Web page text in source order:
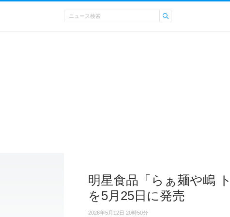
明星食品「らぁ麺や嶋
を5月25日に発売
2026年5月12日 20時50分